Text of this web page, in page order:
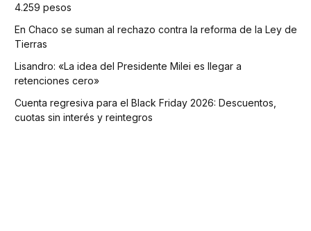
4.259 pesos
En Chaco se suman al rechazo contra la reforma de la Ley de
Tierras
Lisandro: «La idea del Presidente Milei es llegar a
retenciones cero»
Cuenta regresiva para el Black Friday 2026: Descuentos,
cuotas sin interés y reintegros